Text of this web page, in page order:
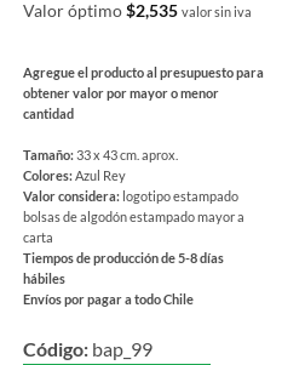
Valor óptimo$2,535 valor sin iva
Agregue el producto al presupuesto para
obtener valor por mayor o menor
cantidad
Tamaño:33 x 43 cm. aprox.
Colores:Azul Rey
Valor considera: logotipo estampado
bolsas de algodón estampado mayor a
carta
Tiempos de producción de 5-8 días
hábiles
Envíos por pagar a todo Chile
producto
Código: bap_99